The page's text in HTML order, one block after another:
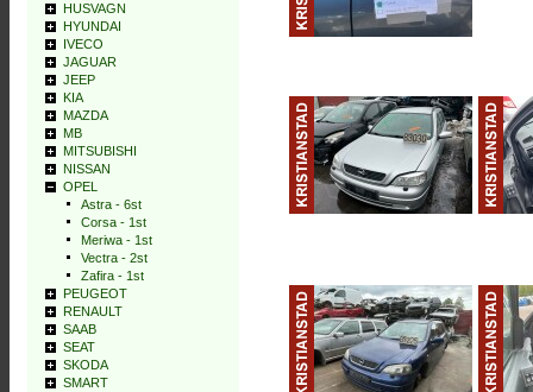
HUSVAGN
HYUNDAI
IVECO
JAGUAR
JEEP
KIA
MAZDA
MB
MITSUBISHI
NISSAN
OPEL
Astra - 6st
Corsa - 1st
Meriwa - 1st
Vectra - 2st
Zafira - 1st
PEUGEOT
RENAULT
SAAB
SEAT
SKODA
SMART